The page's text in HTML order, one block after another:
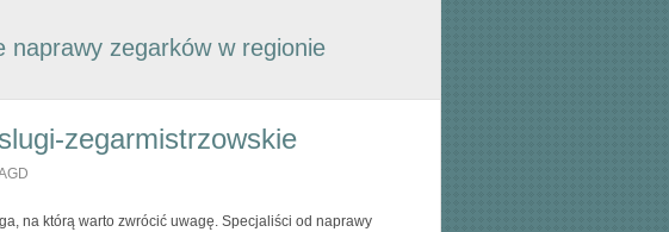
naprawy zegarków w regionie
zegarmistrzowskie
na którą warto zwrócić uwagę. Specjaliści od naprawy